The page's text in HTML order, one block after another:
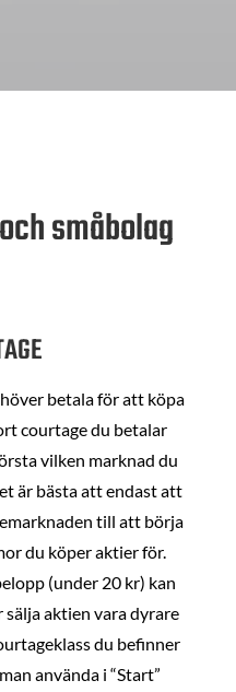
småbolag
betala för att köpa
courtage du betalar
vilken marknad du
är bästa att endast att
till att börja
du köper aktier för.
(under 20 kr) kan
aktien vara dyrare
du befinner
använda i “Start”